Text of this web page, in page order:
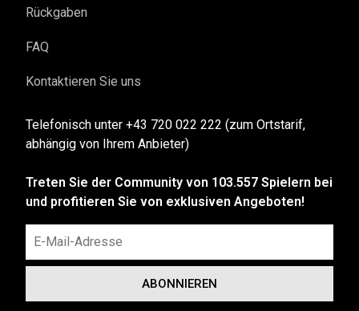
Rückgaben
FAQ
Kontaktieren Sie uns
Treten Sie der Community von 103.557 Spielern bei
und profitieren Sie von exklusiven Angeboten!
Telefonisch unter +43 720 022 222 (zum Ortstarif,
abhängig von Ihrem Anbieter)